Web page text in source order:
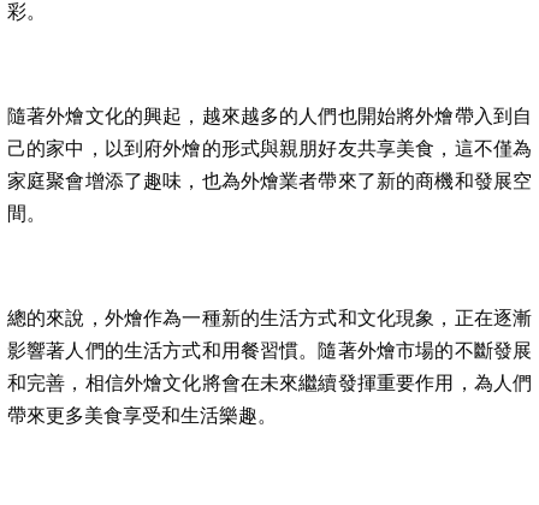
彩。
隨著外燴文化的興起，越來越多的人們也開始將外燴帶入到自
己的家中，以到府外燴的形式與親朋好友共享美食，這不僅為
家庭聚會增添了趣味，也為外燴業者帶來了新的商機和發展空
間。
總的來說，外燴作為一種新的生活方式和文化現象，正在逐漸
影響著人們的生活方式和用餐習慣。隨著外燴市場的不斷發展
和完善，相信外燴文化將會在未來繼續發揮重要作用，為人們
帶來更多美食享受和生活樂趣。